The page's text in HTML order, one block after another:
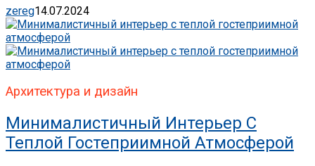
zereg14.07.2024
Архитектура и дизайн
Минималистичный Интерьер С
Теплой Гостеприимной Атмосферой